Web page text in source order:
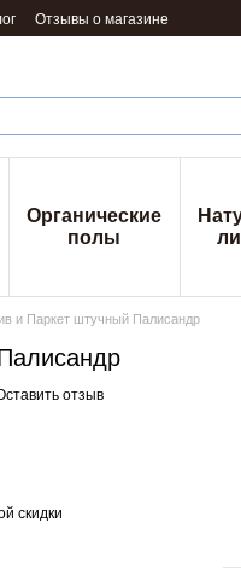
Отзывы о магазине
Органические
полы
и Паркет штучный Палисандр
отзыв
скидки